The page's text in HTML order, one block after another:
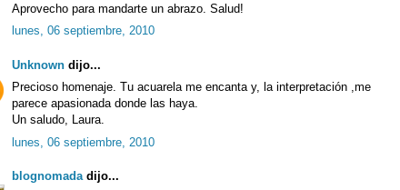
Aprovecho para mandarte un abrazo. Salud!
lunes, 06 septiembre, 2010
Unknown dijo...
Precioso homenaje. Tu acuarela me encanta y, la interpretación ,me
parece apasionada donde las haya.
Un saludo, Laura.
lunes, 06 septiembre, 2010
blognomadadijo...